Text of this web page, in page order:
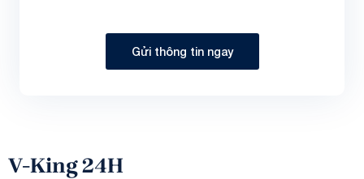
Gửi thông tin ngay
V-King 24H